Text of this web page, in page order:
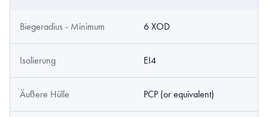
Biegeradius - Minimum 6 XOD
Isolierung EI4
Äußere Hülle PCP (or equivalent)